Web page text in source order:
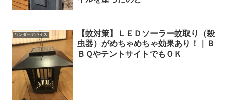
ワンダーデバイス
【蚊対策】ＬＥＤソーラー蚊取り（殺
虫器）がめちゃめちゃ効果あり！｜Ｂ
ＢＱやテントサイトでもＯＫ